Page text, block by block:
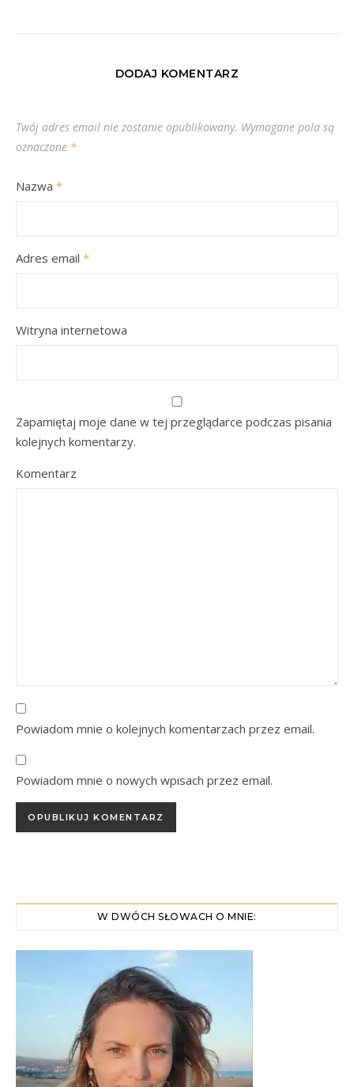
DODAJ KOMENTARZ
Twój adres email nie zostanie opublikowany. Wymagane pola są
oznaczone *
Nazwa *
Adres email *
Witryna internetowa
Zapamiętaj moje dane w tej przeglądarce podczas pisania
kolejnych komentarzy.
Komentarz
Powiadom mnie o kolejnych komentarzach przez email.
Powiadom mnie o nowych wpisach przez email.
W DWÓCH SŁOWACH O MNIE: